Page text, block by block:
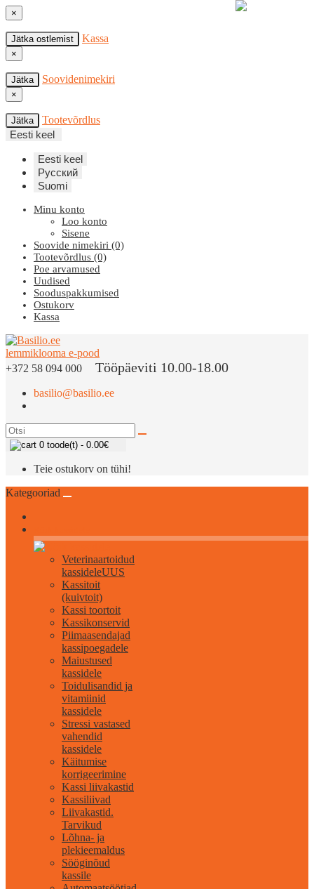
×
Jätka ostlemist Kassa
×
Jätka Soovidenimekiri
×
Jätka
Tootevõrdlus
Eesti keel
Eesti keel
Русский
Suomi
Minu konto
Loo konto
Sisene
Soovide nimekiri (0)
Tootevõrdlus (0)
Poe arvamused
Uudised
Sooduspakkumised
Ostukorv
Kassa
+372 58 094 000 Tööpäeviti 10.00-18.00
basilio@basilio.ee
0 toode(t) - 0.00€
Teie ostukorv on tühi!
Kategooriad
Veterinaartoidud
kassideleUUS
Kassitoit
(kuivtoit)
Kassi toortoit
Kassikonservid
Piimaasendajad
kassipoegadele
Maiustused
kassidele
Toidulisandid ja
vitamiinid
kassidele
Stressi vastased
vahendid
kassidele
Käitumise
korrigeerimine
Kassi liivakastid
Kassiliivad
Liivakastid.
Tarvikud
Lõhna- ja
plekieemaldus
Sööginõud
kassile